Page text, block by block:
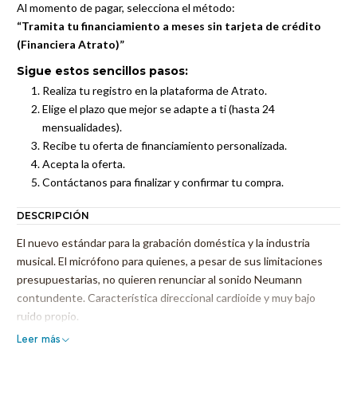
Al momento de pagar, selecciona el método:
“Tramita tu financiamiento a meses sin tarjeta de crédito
(Financiera Atrato)”
Sigue estos sencillos pasos:
Realiza tu registro en la plataforma de Atrato.
Elige el plazo que mejor se adapte a ti (hasta 24
mensualidades).
Recibe tu oferta de financiamiento personalizada.
Acepta la oferta.
Contáctanos para finalizar y confirmar tu compra.
DESCRIPCIÓN
El nuevo estándar para la grabación doméstica y la industria
musical. El micrófono para quienes, a pesar de sus limitaciones
presupuestarias, no quieren renunciar al sonido Neumann
contundente. Característica direccional cardioide y muy bajo
ruido propio.
El TLM 103 es el micrófono de diafragma grande ideal para todas
Leer más